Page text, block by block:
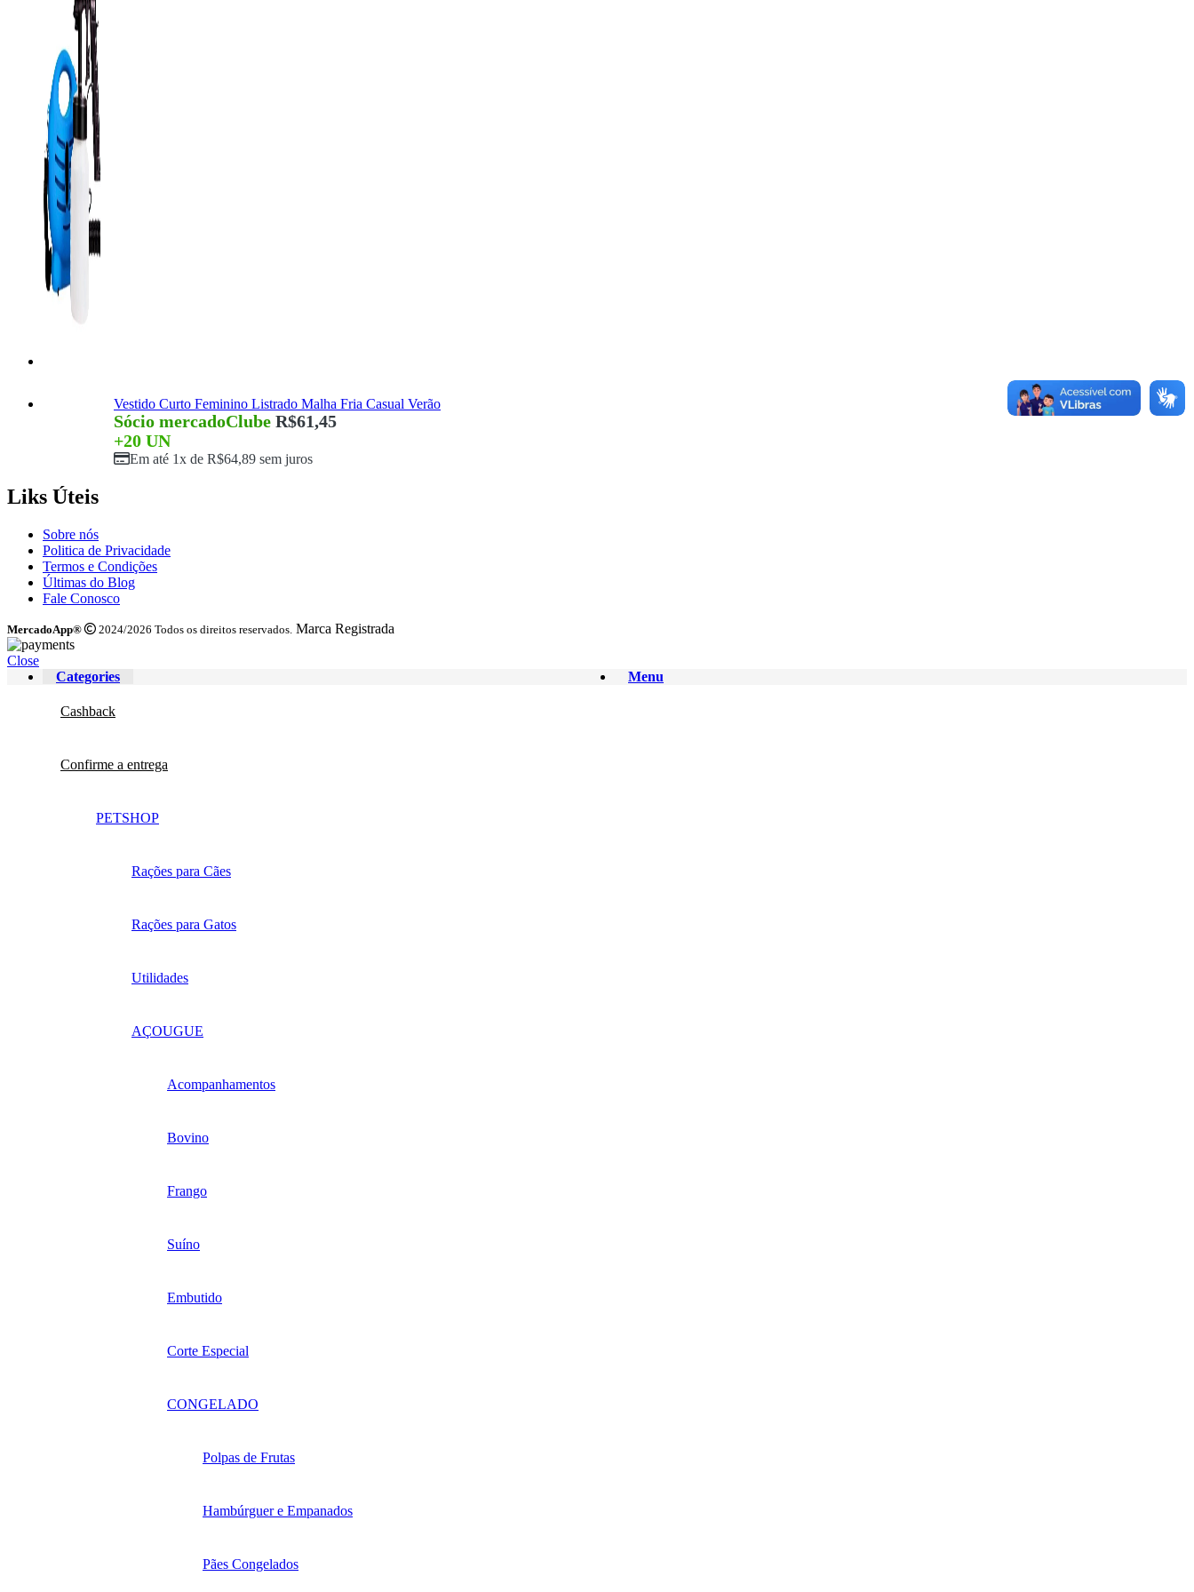
Vestido Curto Feminino Listrado Malha Fria Casual Verão
Sócio mercadoClube R$61,45
+20 UN
Em até 1x de R$64,89 sem juros
Liks Úteis
Sobre nós
Politica de Privacidade
Termos e Condições
Últimas do Blog
Fale Conosco
MercadoApp® 2024/2026 Todos os direitos reservados. Marca Registrada
Close
Menu
Categories
Cashback
Confirme a entrega
PETSHOP
Rações para Cães
Rações para Gatos
Utilidades
AÇOUGUE
Acompanhamentos
Bovino
Frango
Suíno
Embutido
Corte Especial
CONGELADO
Polpas de Frutas
Hambúrguer e Empanados
Pães Congelados